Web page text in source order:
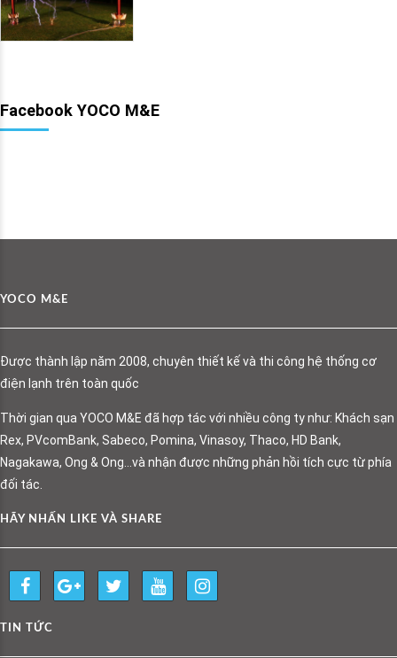
Facebook YOCO M&E
YOCO M&E
Được thành lập năm 2008, chuyên thiết kế và thi công hệ thống cơ
điện lạnh trên toàn quốc
Thời gian qua YOCO M&E đã hợp tác với nhiều công ty như: Khách sạn
Rex, PVcomBank, Sabeco, Pomina, Vinasoy, Thaco, HD Bank,
Nagakawa, Ong & Ong…và nhận được những phản hồi tích cực từ phía
đối tác.
HÃY NHẤN LIKE VÀ SHARE
TIN TỨC